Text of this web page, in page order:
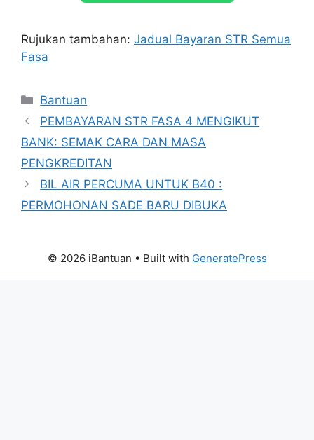
Rujukan tambahan: Jadual Bayaran STR Semua
Fasa
Categories
Bantuan
PEMBAYARAN STR FASA 4 MENGIKUT
BANK: SEMAK CARA DAN MASA
PENGKREDITAN
BIL AIR PERCUMA UNTUK B40 :
PERMOHONAN SADE BARU DIBUKA
© 2026 iBantuan • Built with GeneratePress